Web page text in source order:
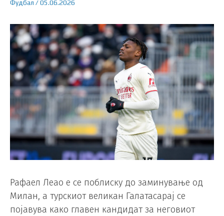
Фудбал /05.06.2026
Рафаел Леао е се поблиску до заминување од
Милан, а турскиот великан Галатасарај се
појавува како главен кандидат за неговиот